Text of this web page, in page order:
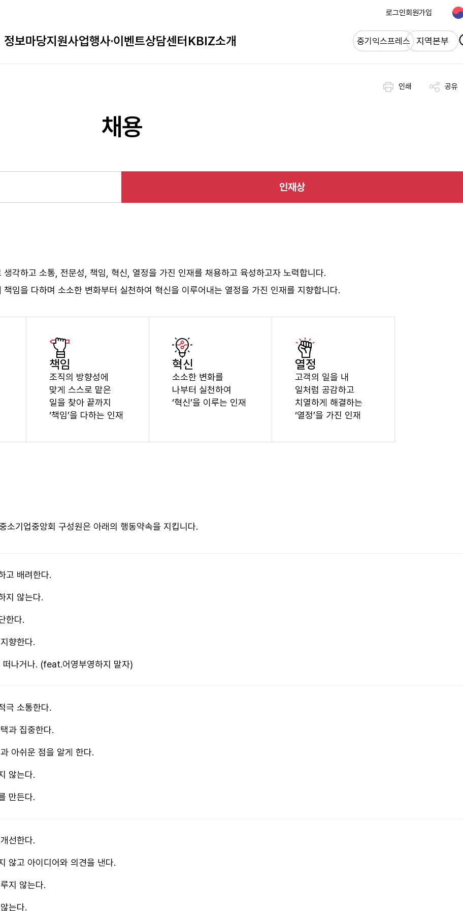
로그인회원가입
정보마당지원사업행사·이벤트상담센터KBIZ소개 중기익스프레스 지역본부
인쇄 공유
채용
인재상
각하고 소통, 전문성, 책임, 혁신, 열정을 가진 인재를 채용하고 육성하고자 노력합니다.
임을 다하며 소소한 변화부터 실천하여 혁신을 이루어내는 열정을 가진 인재를 지향합니다.
책임
조직의 방향성에
맞게 스스로 맡은
일을 찾아 끝까지
‘책임’을 다하는 인재
혁신
소소한 변화를
나부터 실천하여
‘혁신’을 이루는 인재
열정
고객의 일을 내
일처럼 공감하고
치열하게 해결하는
‘열정’을 가진 인재
소기업중앙회 구성원은 아래의 행동약속을 지킵니다.
고 배려한다.
지 않는다.
한다.
향한다.
떠나거나. (feat.어영부영하지 말자)
극 소통한다.
과 집중한다.
아쉬운 점을 알게 한다.
않는다.
만든다.
선한다.
않고 아이디어와 의견을 낸다.
지 않는다.
는다.